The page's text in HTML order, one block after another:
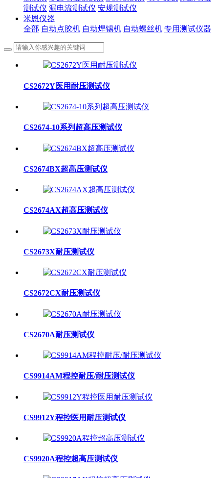
测试仪 漏电流测试仪 安规测试仪
米恩仪器
全部 自动点胶机 自动焊锡机 自动螺丝机 专用测试仪器
CS2672Y医用耐压测试仪
CS2674-10系列超高压测试仪
CS2674BX超高压测试仪
CS2674AX超高压测试仪
CS2673X耐压测试仪
CS2672CX耐压测试仪
CS2670A耐压测试仪
CS9914AM程控耐压/耐压测试仪
CS9912Y程控医用耐压测试仪
CS9920A程控超高压测试仪